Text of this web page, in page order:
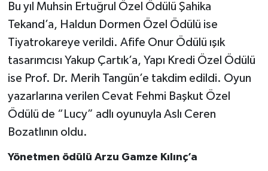
Bu yıl Muhsin Ertuğrul Özel Ödülü Şahika
Tekand’a, Haldun Dormen Özel Ödülü ise
Tiyatrokareye verildi. Afife Onur Ödülü ışık
tasarımcısı Yakup Çartık’a, Yapı Kredi Özel Ödülü
ise Prof. Dr. Merih Tangün’e takdim edildi. Oyun
yazarlarına verilen Cevat Fehmi Başkut Özel
Ödülü de “Lucy” adlı oyunuyla Aslı Ceren
Bozatlının oldu.
Yönetmen ödülü Arzu Gamze Kılınç’a